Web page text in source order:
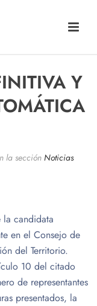
Y
la secciónNoticias
candidata
en el Consejo de
del Territorio.
10 del citado
de representantes
presentados, la